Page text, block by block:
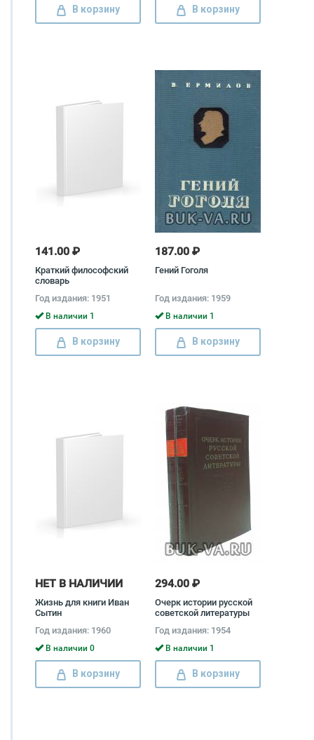
В корзину В корзину
141.00 ₽
Краткий философский
словарь
Год издания: 1951
В наличии 1
В корзину
187.00 ₽
Гений Гоголя
Год издания: 1959
В наличии 1
В корзину
НЕТ В НАЛИЧИИ
Жизнь для книги Иван
Сытин
Год издания: 1960
В наличии 0
В корзину
294.00 ₽
Очерк истории русской
советской литературы
Год издания: 1954
В наличии 1
В корзину